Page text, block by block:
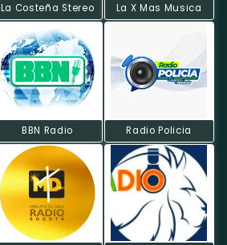
La Costeña Stereo La X Mas Musica
BBN Radio Radio Policia